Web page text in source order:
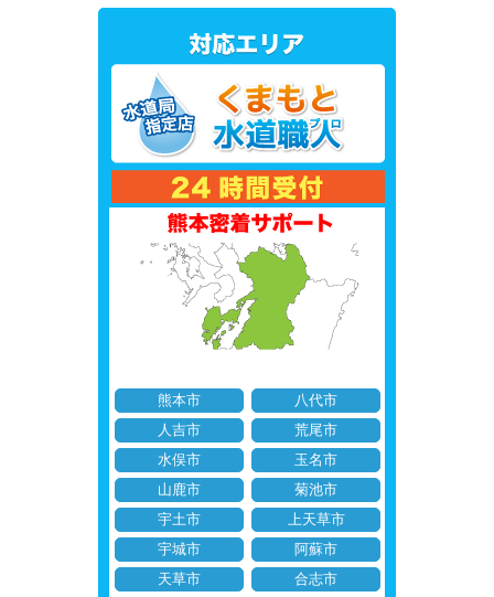
熊本市
八代市
人吉市
荒尾市
水俣市
玉名市
山鹿市
菊池市
宇土市
上天草市
宇城市
阿蘇市
天草市
合志市